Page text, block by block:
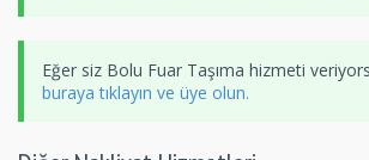
Eğer siz Bolu Fuar Taşıma hizmeti
buraya tıklayın ve üye olun.